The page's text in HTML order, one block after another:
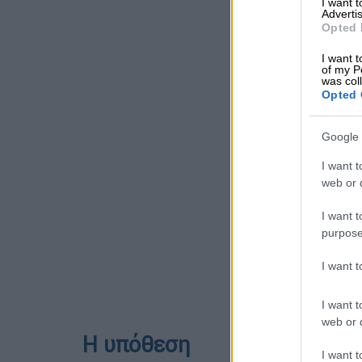
Opted
I want
of my
was
Opted
Google
I want
web or
I want
I want
I want
web or
I want
Η υπόθεση